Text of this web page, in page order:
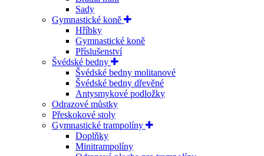
Sady
Gymnastické koně
Hříbky
Gymnastické koně
Příslušenství
Švédské bedny
Švédské bedny molitanové
Švédské bedny dřevěné
Antysmykové podložky
Odrazové můstky
Přeskokové stoly
Gymnastické trampolíny
Doplňky
Minitrampolíny